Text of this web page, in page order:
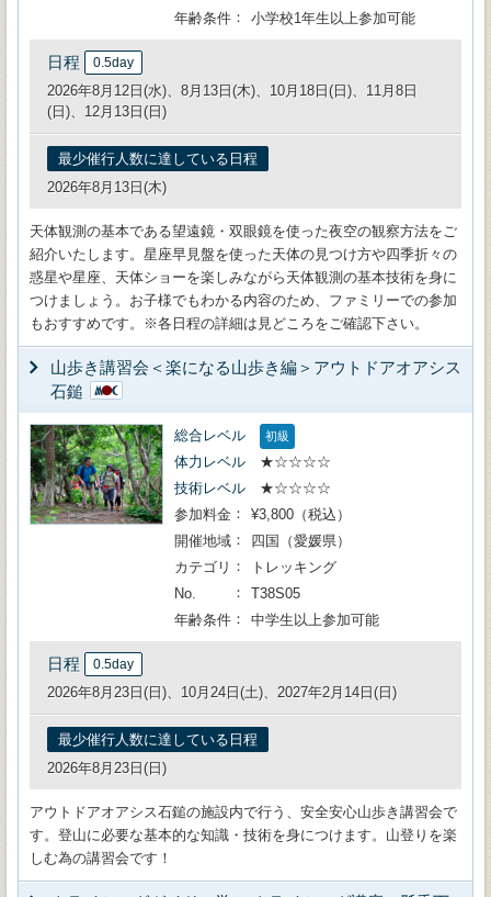
年齢条件 小学校1年生以上参加可能
日程 0.5day
2026年8月12日(水)、8月13日(木)、10月18日(日)、11月8日
(日)、12月13日(日)
最少催行人数に達している日程
2026年8月13日(木)
天体観測の基本である望遠鏡・双眼鏡を使った夜空の観察方法をご
紹介いたします。星座早見盤を使った天体の見つけ方や四季折々の
惑星や星座、天体ショーを楽しみながら天体観測の基本技術を身に
つけましょう。お子様でもわかる内容のため、ファミリーでの参加
もおすすめです。※各日程の詳細は見どころをご確認下さい。
山歩き講習会＜楽になる山歩き編＞アウトドアオアシス
石鎚
総合レベル 初級
体力レベル
★☆☆☆☆
技術レベル
★☆☆☆☆
参加料金
¥3,800（税込）
開催地域
四国（愛媛県）
カテゴリ
トレッキング
No.
T38S05
年齢条件
中学生以上参加可能
日程 0.5day
2026年8月23日(日)、10月24日(土)、2027年2月14日(日)
最少催行人数に達している日程
2026年8月23日(日)
アウトドアオアシス石鎚の施設内で行う、安全安心山歩き講習会で
す。登山に必要な基本的な知識・技術を身につけます。山登りを楽
しむ為の講習会です！